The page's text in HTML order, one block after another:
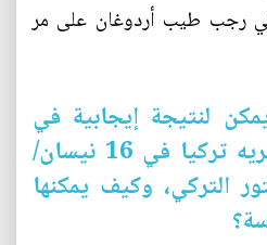
رجب طيب أردوغان على مر
لنتيجة إيجابية في
الاستفتاء الذي ستجريه تركيا في 16 نيسان/
التركي، وكيف يمكنها